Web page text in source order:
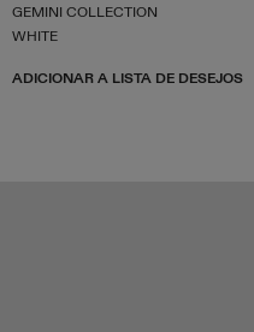
GEMINI COLLECTION
WHITE
ADICIONAR A LISTA DE DESEJOS